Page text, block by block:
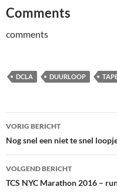
Comments
comments
DCLA DUURLOOP
Bericht
navigatie
VORIG BERICHT
Nog snel een niet te snel
VOLGEND BERICHT
TCS NYC Marathon 2016 –